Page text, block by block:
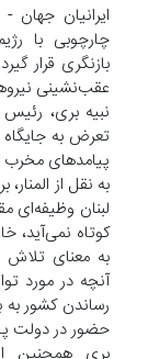
ایرانیان جهان
چارچوبی با
بازنگری قرار
عقب‌نشینی
نبیه بری، رئیس
تعرض به
پیامدهای مخرب
به نقل از
لبنان
کوتاه نمی‌آید،
به معنای
رساندن کشور
حضور در دولت